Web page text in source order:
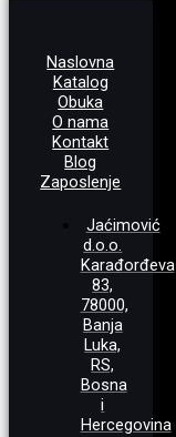
Naslovna
Katalog
Obuka
O nama
Kontakt
Blog
Zaposlenje
Jaćimović
d.o.o.
Karađorđeva
83,
78000,
Banja
Luka,
RS,
Bosna
i
Hercegovina